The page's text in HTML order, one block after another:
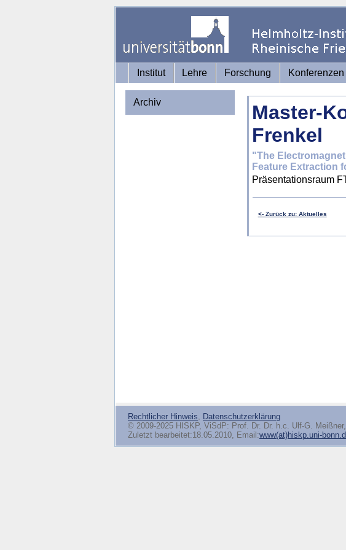
Institut Lehre Forschung Konferenzen
Archiv
Master-
Frenkel
"The
Feature Extraction
Präsentationsraum
<- Zurück zu: Aktuelles
Rechtlicher Hinweis, Datenschutzerklärung
© 2009-2025 HISKP, ViSdP: Prof. Dr. Dr. h.c. Ulf-G.
Zuletzt bearbeitet:18.05.2010, Email:www(at)hiskp.uni-